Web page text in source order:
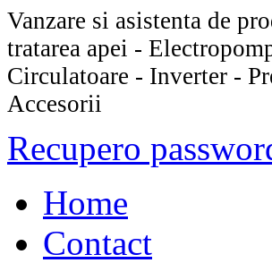
Vanzare si asistenta de
tratarea apei -
Circulatoare - Inverter -
Accesorii
Recupero
Home
Contact